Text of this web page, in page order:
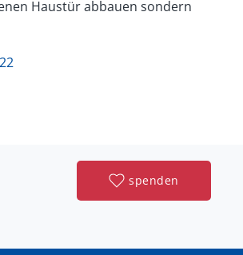
Haustür abbauen sondern
spenden